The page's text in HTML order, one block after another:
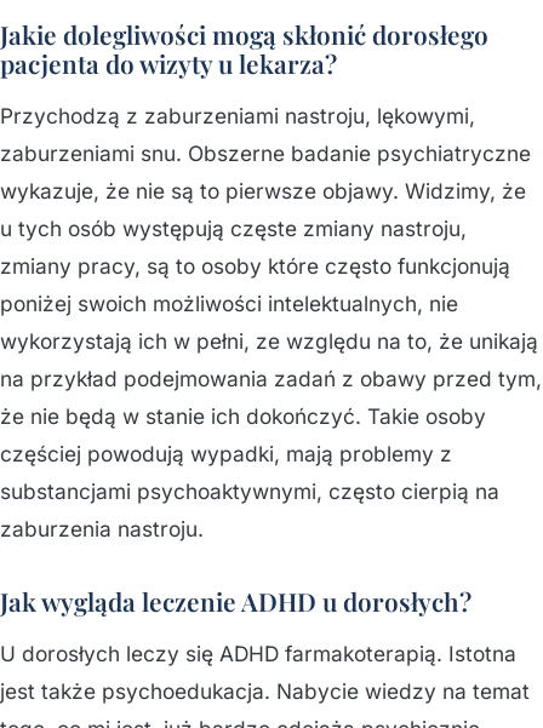
Jakie dolegliwości mogą skłonić dorosłego
pacjenta do wizyty u lekarza?
Przychodzą z zaburzeniami nastroju, lękowymi,
zaburzeniami snu. Obszerne badanie psychiatryczne
wykazuje, że nie są to pierwsze objawy. Widzimy, że
u tych osób występują częste zmiany nastroju,
zmiany pracy, są to osoby które często funkcjonują
poniżej swoich możliwości intelektualnych, nie
wykorzystają ich w pełni, ze względu na to, że unikają
na przykład podejmowania zadań z obawy przed tym,
że nie będą w stanie ich dokończyć. Takie osoby
częściej powodują wypadki, mają problemy z
substancjami psychoaktywnymi, często cierpią na
zaburzenia nastroju.
Jak wygląda leczenie ADHD u dorosłych?
U dorosłych leczy się ADHD farmakoterapią. Istotna
jest także psychoedukacja. Nabycie wiedzy na temat